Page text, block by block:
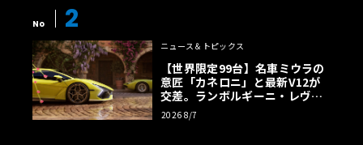
No 2
ニュース＆トピックス
【世界限定99台】名車ミウラの
意匠「カネロニ」と最新V12が
交差。ランボルギーニ・レヴエ
ルトに60周年記念車が登場
2026 8/7